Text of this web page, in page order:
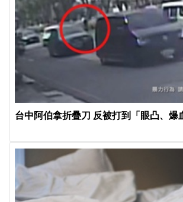
台中阿伯拿折疊刀 反被打到「眼凸、爆